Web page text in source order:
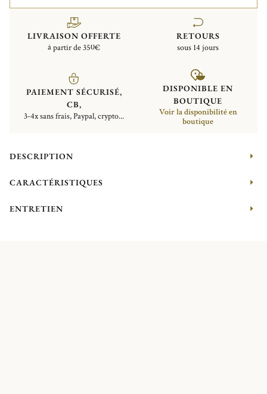
LIVRAISON OFFERTE
à partir de 350€
RETOURS
sous 14 jours
PAIEMENT SÉCURISÉ,
CB,
3-4x sans frais, Paypal, crypto...
DISPONIBLE EN
BOUTIQUE
Voir la disponibilité en
boutique
DESCRIPTION
CARACTÉRISTIQUES
ENTRETIEN